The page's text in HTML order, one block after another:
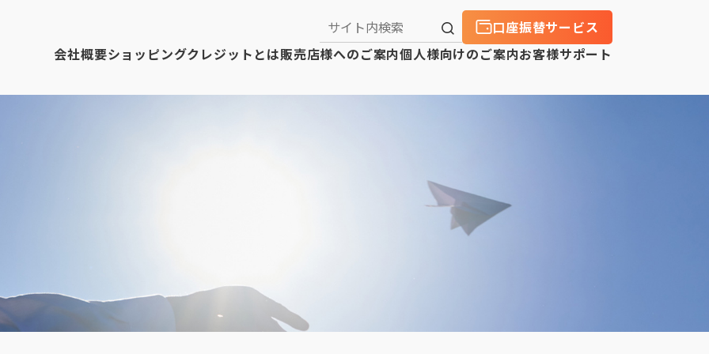
口座振替サービス
会社概要ショッピングクレジットとは販売店様へのご案内個人様向けのご案内お客様サポート